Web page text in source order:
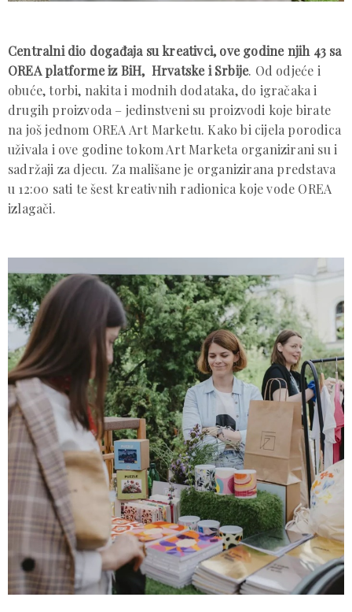
Centralni dio događaja su kreativci, ove godine njih 43 sa
OREA platforme iz BiH, Hrvatske i Srbije. Od odjeće i
obuće, torbi, nakita i modnih dodataka, do igračaka i
drugih proizvoda – jedinstveni su proizvodi koje birate
na još jednom OREA Art Marketu. Kako bi cijela porodica
uživala i ove godine tokom Art Marketa organizirani su i
sadržaji za djecu. Za mališane je organizirana predstava
u 12:00 sati te šest kreativnih radionica koje vode OREA
izlagači.